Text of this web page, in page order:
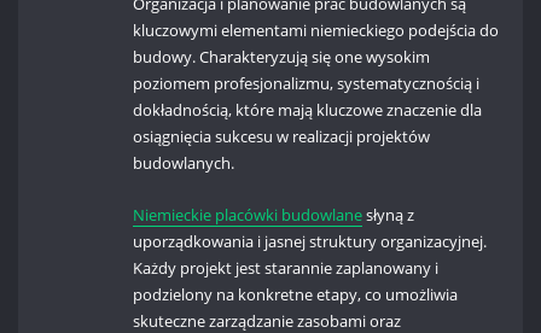
kluczowymi elementami niemieckiego podejścia do
budowy. Charakteryzują się one wysokim
poziomem profesjonalizmu, systematycznością i
dokładnością, które mają kluczowe znaczenie dla
osiągnięcia sukcesu w realizacji projektów
budowlanych.
Niemieckie placówki budowlanesłyną z
uporządkowania i jasnej struktury organizacyjnej.
Każdy projekt jest starannie zaplanowany i
podzielony na konkretne etapy, co umożliwia
skuteczne zarządzanie zasobami oraz